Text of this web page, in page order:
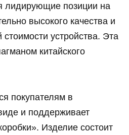
лидирующие позиции на
высокого качества и
стоимости устройства. Эта
китайского
покупателям в
и поддерживает
Изделие состоит